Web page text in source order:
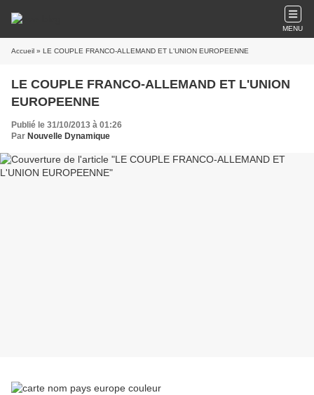
MENU
Accueil » LE COUPLE FRANCO-ALLEMAND ET L'UNION EUROPEENNE
LE COUPLE FRANCO-ALLEMAND ET L'UNION
EUROPEENNE
Publié le 31/10/2013 à 01:26
Par Nouvelle Dynamique